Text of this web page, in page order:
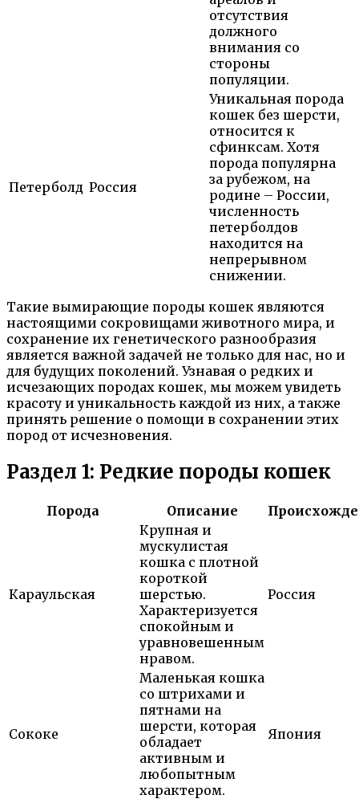
отсутствия
должного
внимания со
стороны
популяции.
Петерболд Россия
Уникальная порода
кошек без шерсти,
относится к
сфинксам. Хотя
порода популярна
за рубежом, на
родине – России,
численность
петерболдов
находится на
непрерывном
снижении.
Такие вымирающие породы кошек являются
настоящими сокровищами животного мира, и
сохранение их генетического разнообразия
является важной задачей не только для нас, но и
для будущих поколений. Узнавая о редких и
исчезающих породах кошек, мы можем увидеть
красоту и уникальность каждой из них, а также
принять решение о помощи в сохранении этих
пород от исчезновения.
Раздел 1: Редкие породы кошек
Порода Описание
Караульская
Крупная и
мускулистая
кошка с плотной
короткой
шерстью.
Характеризуется
спокойным и
уравновешенным
нравом.
Россия
Сококе
Маленькая кошка
со штрихами и
пятнами на
шерсти, которая
обладает
активным и
любопытным
характером.
Япония